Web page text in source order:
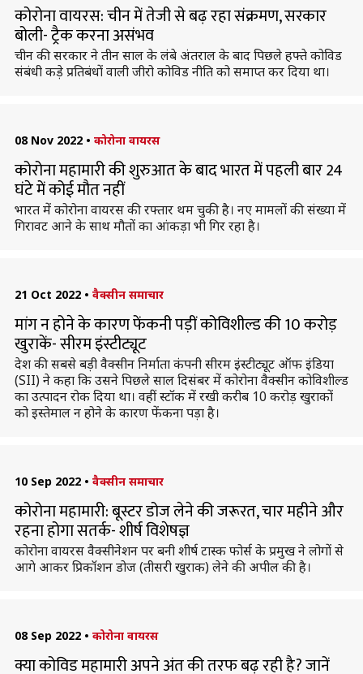
कोरोना वायरस: चीन में तेजी से बढ़ रहा संक्रमण, सरकार
बोली- ट्रैक करना असंभव
चीन की सरकार ने तीन साल के लंबे अंतराल के बाद पिछले हफ्ते कोविड
संबंधी कड़े प्रतिबंधों वाली जीरो कोविड नीति को समाप्त कर दिया था।
08 Nov 2022 • कोरोना वायरस
कोरोना महामारी की शुरुआत के बाद भारत में पहली बार 24
घंटे में कोई मौत नहीं
भारत में कोरोना वायरस की रफ्तार थम चुकी है। नए मामलों की संख्या में
गिरावट आने के साथ मौतों का आंकड़ा भी गिर रहा है।
21 Oct 2022 • वैक्सीन समाचार
मांग न होने के कारण फेंकनी पड़ीं कोविशील्ड की 10 करोड़
खुराकें- सीरम इंस्टीट्यूट
देश की सबसे बड़ी वैक्सीन निर्माता कंपनी सीरम इंस्टीट्यूट ऑफ इंडिया
(SII) ने कहा कि उसने पिछले साल दिसंबर में कोरोना वैक्सीन कोविशील्ड
का उत्पादन रोक दिया था। वहीं स्टॉक में रखी करीब 10 करोड़ खुराकों
को इस्तेमाल न होने के कारण फेंकना पड़ा है।
10 Sep 2022 • वैक्सीन समाचार
कोरोना महामारी: बूस्टर डोज लेने की जरूरत, चार महीने और
रहना होगा सतर्क- शीर्ष विशेषज्ञ
कोरोना वायरस वैक्सीनेशन पर बनी शीर्ष टास्क फोर्स के प्रमुख ने लोगों से
आगे आकर प्रिकॉशन डोज (तीसरी खुराक) लेने की अपील की है।
08 Sep 2022 • कोरोना वायरस
क्या कोविड महामारी अपने अंत की तरफ बढ़ रही है? जानें